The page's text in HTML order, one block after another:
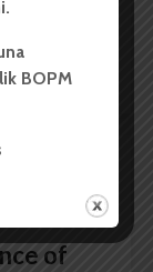
–...
of
BOPM